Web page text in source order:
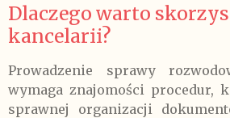
Dlaczego warto
kancelarii?
Prowadzenie sprawy
wymaga znajomości procedur,
sprawnej organizacji